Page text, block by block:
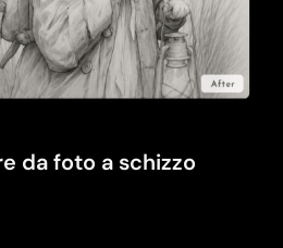
da foto a schizzo